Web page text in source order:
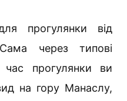
прогулянки від
через типові
час прогулянки ви
на гору Манаслу,